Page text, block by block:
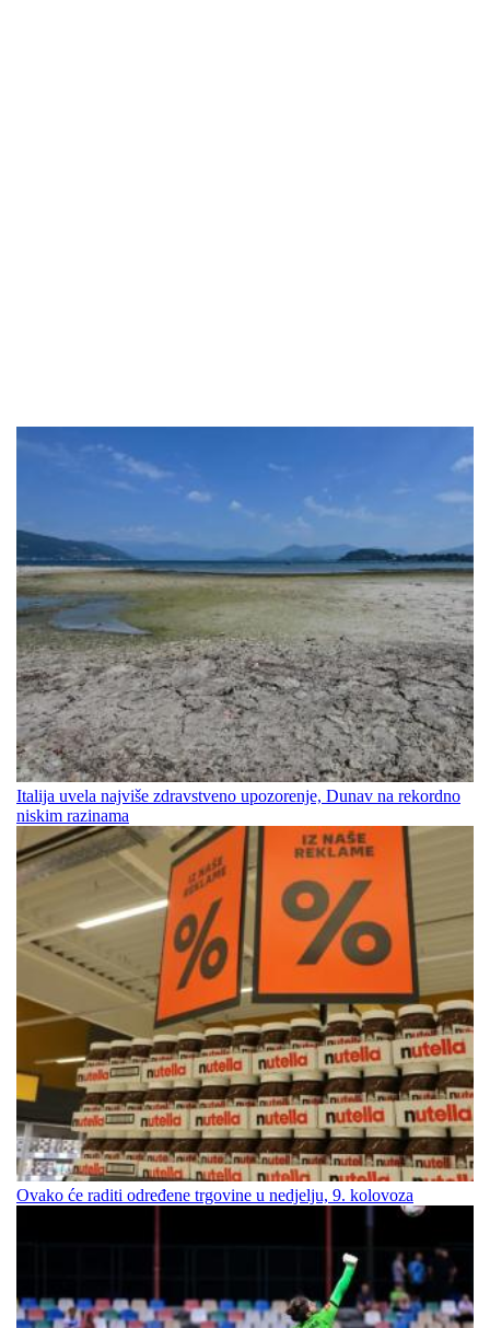
Italija uvela najviše zdravstveno upozorenje, Dunav na rekordno
niskim razinama
Ovako će raditi određene trgovine u nedjelju, 9. kolovoza